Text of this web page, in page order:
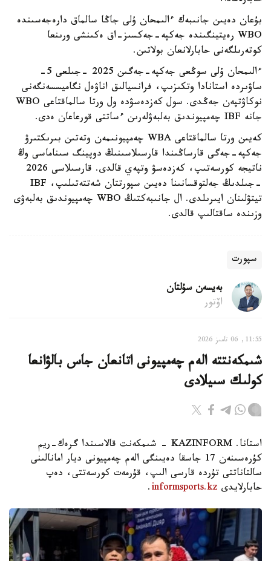
بۇعان دەيىن جانىبەك ءالىمحان ۇلى جاڭا سالماق دارەجەسىندە
WBO رەيتينگىندە جەكپە-جەكسىز-اق ەكىنشى ورىنعا
كوتەرىلگەنى حابارلانعان بولاتىن.
ءالىمحان ۇلى سوڭعى جەكپە-جەگىن 2025 -جىلعى 5-
ساۋىردە استانادا وتكىزىپ، فرانسيالىق اناۋەل نگاميسسەنگەنى
نوكاۋتپەن جەڭدى. سول كەزدەسۋدە ول ورتا سالماقتاعى WBO
جانە IBF چەمپيوندىق بەلبەۋلەرىن ءساتتى قورعاعان ەدى.
كەيىن ورتا سالماقتاعى WBA چەمپيونىمەن وتەتىن بىرىكتىرۋ
جەكپە-جەگى قارساڭىندا قارسىلاسىنىڭ دوپينگ سىناماسى وڭ
ناتيجە كورسەتىپ، كەزدەسۋ وتپەي قالدى. قارسىلاسى 2026
-جىلدىڭ جەلتوقسانىنا دەيىن سپورتتان شەتتەتىلىپ، IBF
تيتۋلىنان ايىرىلدى. ال جانىبەكتىڭ WBO چەمپيوندىق بەلبەۋى
وزىندە ساقتالىپ قالدى.
سپورت
بەيسەن سۇلتان
اۆتور
11:55, 06 تامىز 2026
شىمكەنتتە الەم چەمپيونى اتانعان جاس بالۋانعا
كولىك سىيلادى
استانا. KAZINFORM - شىمكەنت قالاسىندا گرەك-ريم
كۇرەسىنەن 17 جاسقا دەيىنگى الەم چەمپيونى ديار امانالىنى
سالتاناتتى تۇردە قارسى الىپ، قۇرمەت كورسەتتى، دەپ
حابارلايدى informsports.kz
.